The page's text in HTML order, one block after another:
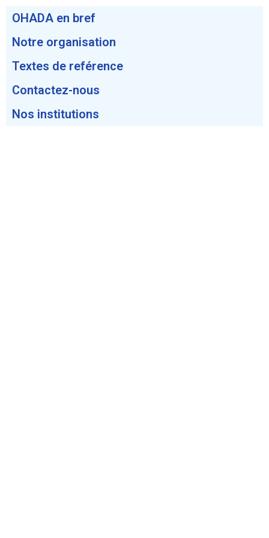
OHADA en bref
Notre organisation
Textes de reférence
Contactez-nous
Nos institutions